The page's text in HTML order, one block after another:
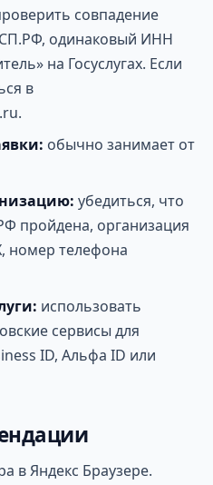
совпадение
одинаковый ИНН
на Госуслугах. Если
в
обычно занимает от
убедиться, что
пройдена, организация
номер телефона
использовать
сервисы для
ID, Альфа ID или
в Яндекс Браузере.